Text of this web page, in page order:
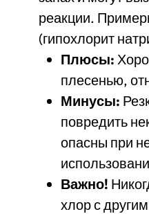
реакции.
(гипохлорит
Плюсы:
плесенью,
Минусы:
повредить
опасны при
Важно!
хлор с